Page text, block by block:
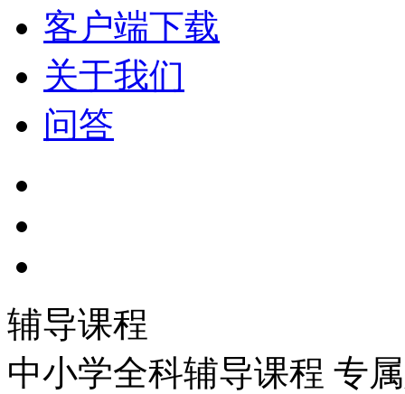
客户端下载
关于我们
问答
辅导课程
中小学全科辅导课程 专